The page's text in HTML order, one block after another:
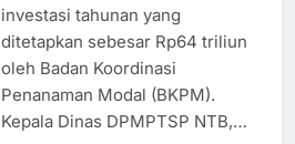
investasi tahunan yang
ditetapkan sebesar Rp64 triliun
oleh Badan Koordinasi
Penanaman Modal (BKPM).
Kepala Dinas DPMPTSP NTB,…